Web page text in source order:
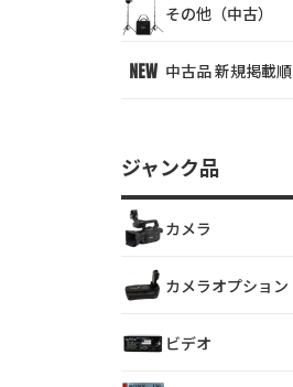
その他（中古）
中古品 新規掲載順
ジャンク品
カメラ
カメラオプション
ビデオ